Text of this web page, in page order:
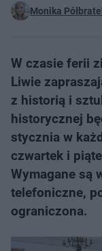
Monika
W czasie ferii
Liwie
z historią i
historycznej
stycznia w
czwartek i
Wymagane są
telefoniczne,
ograniczona.